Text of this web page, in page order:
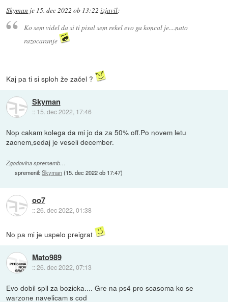
Skyman je 15. dec 2022 ob 13:22 izjavil:
Ko sem videl da si ti pisal sem rekel evo ga koncal je....nato
razocaranje
Kaj pa ti si sploh že začel ?
Skyman
:: 15. dec 2022, 17:46
Nop cakam kolega da mi jo da za 50% off.Po novem letu
zacnem,sedaj je veseli december.
Zgodovina sprememb…
spremenil:Skyman(15. dec 2022 ob 17:47)
oo7
::26. dec 2022, 01:38
No pa mi je uspelo preigrat
Mato989
::26. dec 2022, 07:13
Evo dobil spil za bozicka.... Gre na ps4 pro scasoma ko se
warzone navelicam s cod